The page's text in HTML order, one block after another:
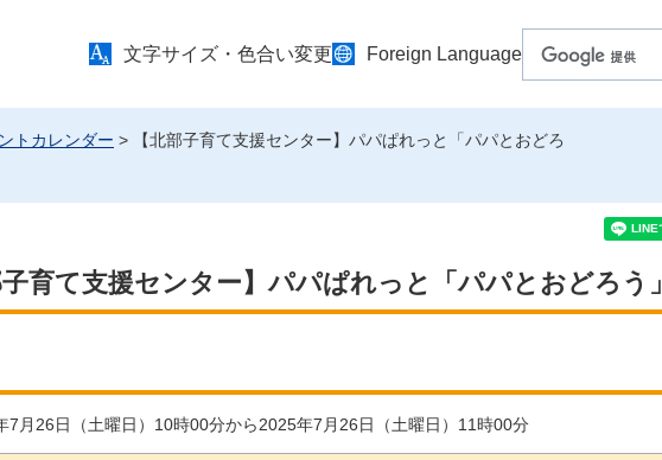
文字サイズ・色合い変更 Foreign Language
トカレンダー > 【北部子育て支援センター】パパぱれっと「パパとおどろ
子育て支援センター】パパぱれっと「パパとおどろう」
7月26日（土曜日）10時00分から2025年7月26日（土曜日）11時00分